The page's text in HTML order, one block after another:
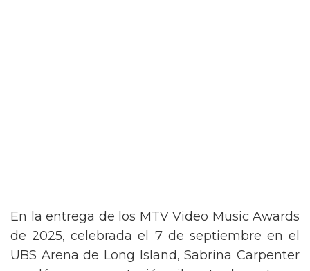
En la entrega de los MTV Video Music Awards
de 2025, celebrada el 7 de septiembre en el
UBS Arena de Long Island, Sabrina Carpenter